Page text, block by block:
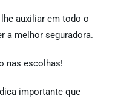
auxiliar em todo o
a melhor seguradora.
nas escolhas!
importante que